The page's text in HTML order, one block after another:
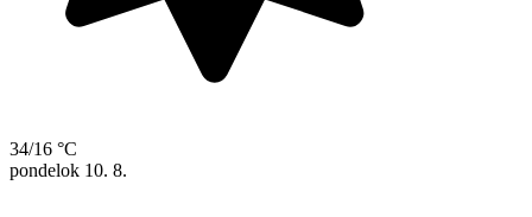
34/16 °C
pondelok 10. 8.